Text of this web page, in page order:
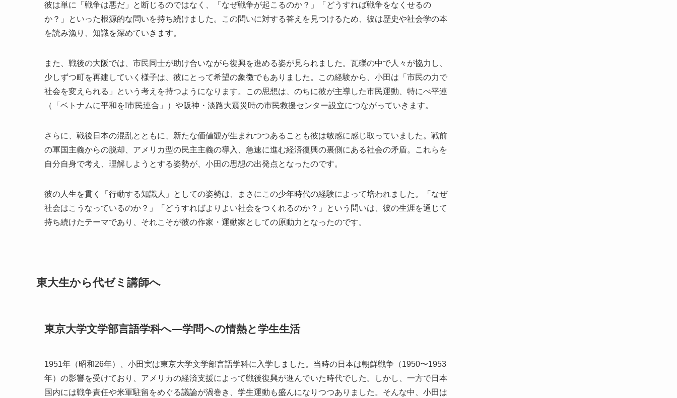
彼は単に「戦争は悪だ」と断じるのではなく、「なぜ戦争が起こるのか？」「どうすれば戦争をなくせるの
か？」といった根源的な問いを持ち続けました。この問いに対する答えを見つけるため、彼は歴史や社会学の本
を読み漁り、知識を深めていきます。
また、戦後の大阪では、市民同士が助け合いながら復興を進める姿が見られました。瓦礫の中で人々が協力し、
少しずつ町を再建していく様子は、彼にとって希望の象徴でもありました。この経験から、小田は「市民の力で
社会を変えられる」という考えを持つようになります。この思想は、のちに彼が主導した市民運動、特にべ平連
（「ベトナムに平和を!市民連合」）や阪神・淡路大震災時の市民救援センター設立につながっていきます。
さらに、戦後日本の混乱とともに、新たな価値観が生まれつつあることも彼は敏感に感じ取っていました。戦前
の軍国主義からの脱却、アメリカ型の民主主義の導入、急速に進む経済復興の裏側にある社会の矛盾。これらを
自分自身で考え、理解しようとする姿勢が、小田の思想の出発点となったのです。
彼の人生を貫く「行動する知識人」としての姿勢は、まさにこの少年時代の経験によって培われました。「なぜ
社会はこうなっているのか？」「どうすればよりよい社会をつくれるのか？」という問いは、彼の生涯を通じて
持ち続けたテーマであり、それこそが彼の作家・運動家としての原動力となったのです。
東大生から代ゼミ講師へ
東京大学文学部言語学科へ―学問への情熱と学生生活
1951年（昭和26年）、小田実は東京大学文学部言語学科に入学しました。当時の日本は朝鮮戦争（1950〜1953
年）の影響を受けており、アメリカの経済支援によって戦後復興が進んでいた時代でした。しかし、一方で日本
国内には戦争責任や米軍駐留をめぐる議論が渦巻き、学生運動も盛んになりつつありました。そんな中、小田は